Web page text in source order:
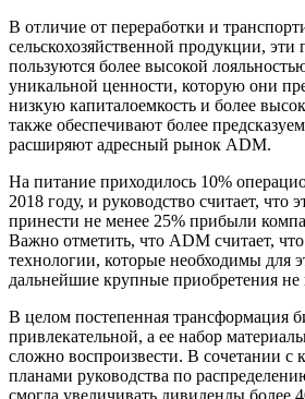
В отличие от переработки и
сельскохозяйственной продукции, эти
пользуются более высокой
уникальной ценности, которую они
низкую капиталоемкость и более
также обеспечивают более
расширяют адресный рынок ADM.
На питание приходилось 10%
2018 году, и руководство считает, что
принести не менее 25% прибыли
Важно отметить, что ADM считает,
технологии, которые необходимы для
дальнейшие крупные приобретения не
В целом постепенная трансформация
привлекательной, а ее набор
сложно воспроизвести. В сочетании с
планами руководства по
смогла увеличивать дивиденды более